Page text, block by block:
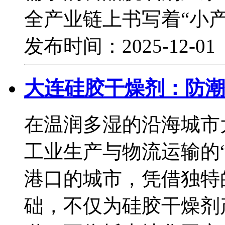
全产业链上书写着“小
发布时间：2025-12-
大连硅胶干燥剂：防
在温润多湿的沿海城
工业生产与物流运输
港口的城市，凭借独
础，不仅为硅胶干燥